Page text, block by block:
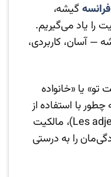
گیشه،
را یاد می‌گیریم.
— آسان، کاربردی،
یا «خانواده
با استفاده از
صفات ملکی (Les adjectifs possessifs)، مالکیت
را به درستی